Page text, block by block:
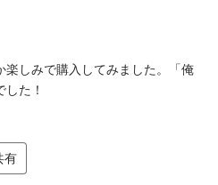
しみで購入してみました。「俺
た！
有